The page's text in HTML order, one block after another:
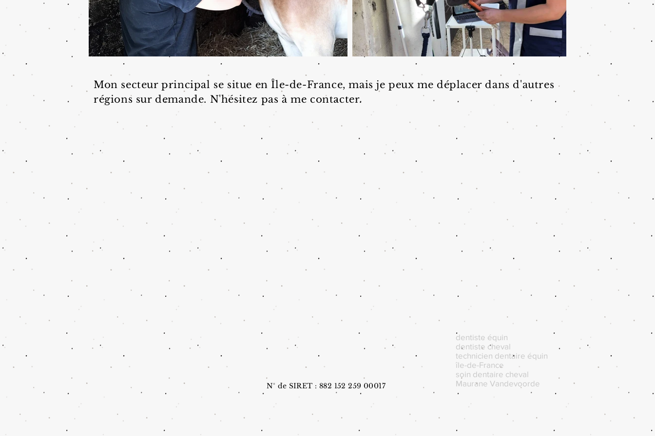
Mon secteur principal se situe en Île-de-France, mais je peux me déplacer dans d'autres
régions sur demande. N'hésitez pas à me contacter.
N° de SIRET : 882 152 259 00017
dentiste équin
dentiste cheval
technicien dentaire équin
île-de-France
soin dentaire cheval
Maurane Vandevoorde